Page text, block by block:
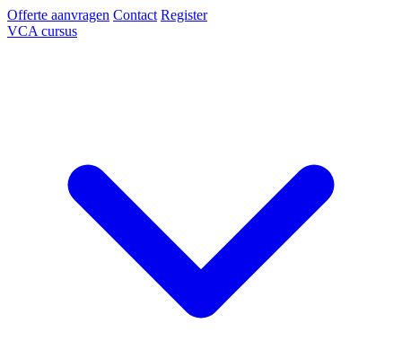
Offerte aanvragen Contact Register
VCA cursus